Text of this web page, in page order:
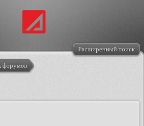
Расширенный поиск
форумов